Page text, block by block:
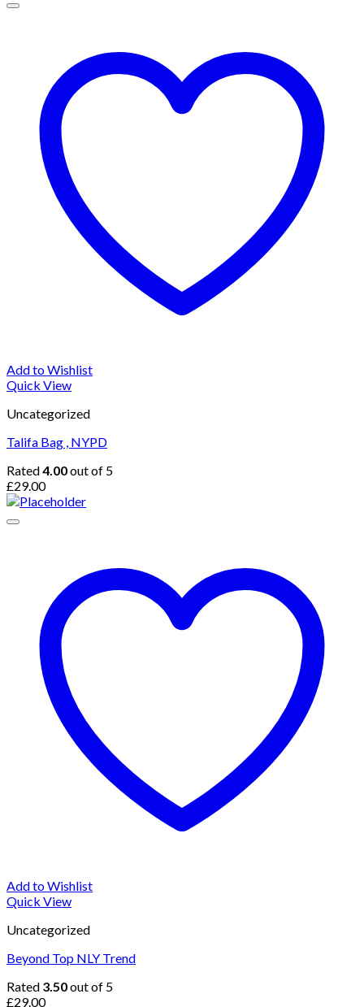
Add to Wishlist
Quick View
Uncategorized
Talifa Bag , NYPD
Rated4.00out of 5
£29.00
Add to Wishlist
Quick View
Uncategorized
Beyond Top NLY Trend
Rated 3.50out of 5
£29.00